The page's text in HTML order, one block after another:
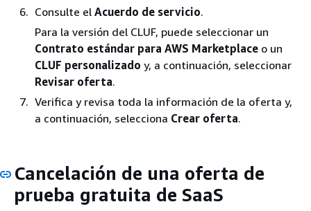
Consulte el Acuerdo de servicio.
Para la versión del CLUF, puede seleccionar un
Contrato estándar para AWS Marketplace o un
CLUF personalizado y, a continuación, seleccionar
Revisar oferta.
Verifica y revisa toda la información de la oferta y,
a continuación, selecciona Crear oferta.
Cancelación de una oferta de
prueba gratuita de SaaS